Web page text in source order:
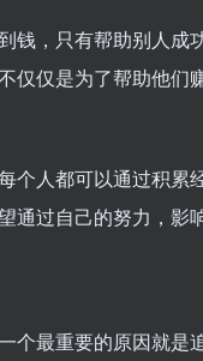
钱，只有帮助别人
仅仅是为了帮助他
个人都可以通过积
过自己的努力，影
个最重要的原因就